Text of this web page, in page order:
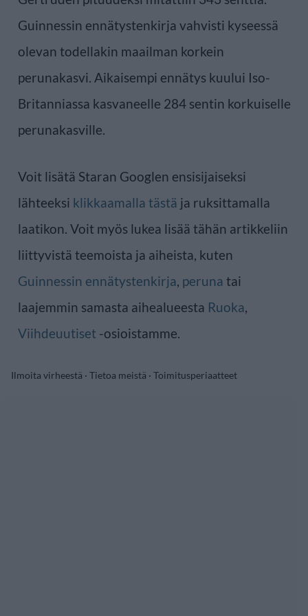
Guinnessin ennätystenkirja vahvisti kyseessä
olevan todellakin maailman korkein
perunakasvi. Aikaisempi ennätys kuului Iso-
Britanniassa kasvaneelle 284 sentin korkuiselle
perunakasville.
Voit lisätä Staran Googlen ensisijaiseksi
lähteeksi klikkaamalla tästä ja ruksittamalla
laatikon. Voit myös lukea lisää tähän artikkeliin
liittyvistä teemoista ja aiheista, kuten
Guinnessin ennätystenkirja, peruna tai
laajemmin samasta aihealueesta Ruoka,
Viihdeuutiset -osioistamme.
Ilmoita virheestä · Tietoa meistä · Toimitusperiaatteet